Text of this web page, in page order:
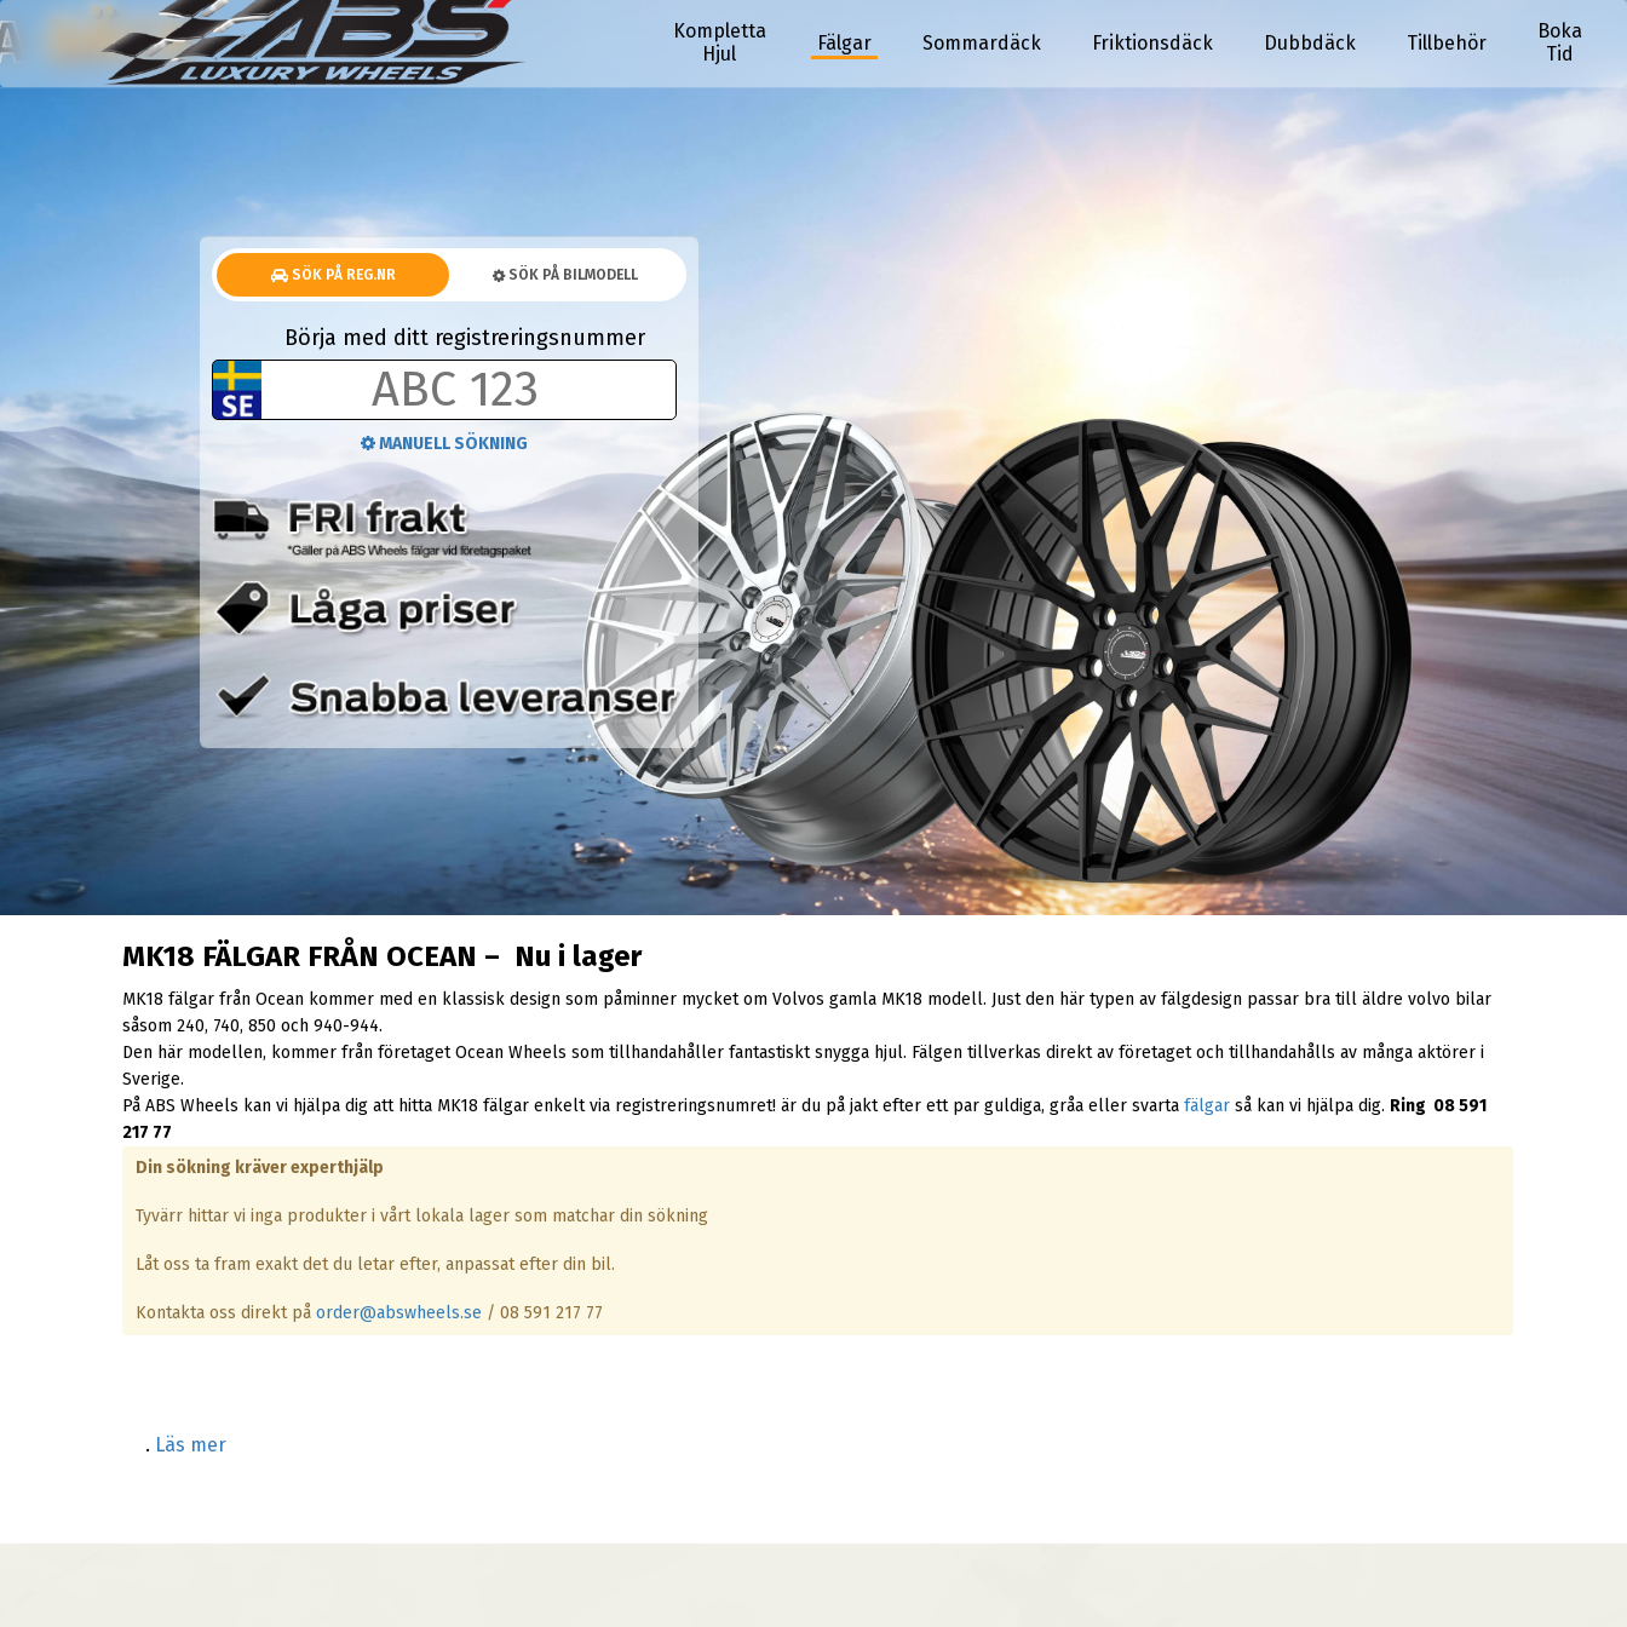
Kompletta
Hjul
Fälgar Sommardäck Friktionsdäck Dubbdäck Tillbehör
Boka
Tid
KOMPLETTA HJUL
SÖK PÅ REG.NR SÖK PÅ BILMODELL
Börja med ditt registreringsnummer
MANUELL SÖKNING
MK18 FÄLGAR FRÅN OCEAN – Nu i lager
MK18 fälgar från Ocean kommer med en klassisk design som påminner mycket om Volvos gamla MK18 modell. Just den här typen av fälgdesign passar bra till äldre volvo bilar
såsom 240, 740, 850 och 940-944.
Den här modellen, kommer från företaget Ocean Wheels som tillhandahåller fantastiskt snygga hjul. Fälgen tillverkas direkt av företaget och tillhandahålls av många aktörer i
Sverige.
På ABS Wheels kan vi hjälpa dig att hitta MK18 fälgar enkelt via registreringsnumret! är du på jakt efter ett par guldiga, gråa eller svarta fälgarså kan vi hjälpa dig. Ring 08 591
217 77
Din sökning kräver experthjälp
Tyvärr hittar vi inga produkter i vårt lokala lager som matchar din sökning
Låt oss ta fram exakt det du letar efter, anpassat efter din bil.
Kontakta oss direkt på order@abswheels.se / 08 591 217 77
. Läs mer